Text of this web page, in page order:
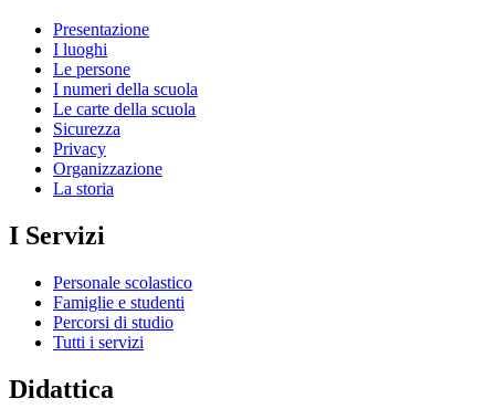
Presentazione
I luoghi
Le persone
I numeri della scuola
Le carte della scuola
Sicurezza
Privacy
Organizzazione
La storia
I Servizi
Personale scolastico
Famiglie e studenti
Percorsi di studio
Tutti i servizi
Didattica